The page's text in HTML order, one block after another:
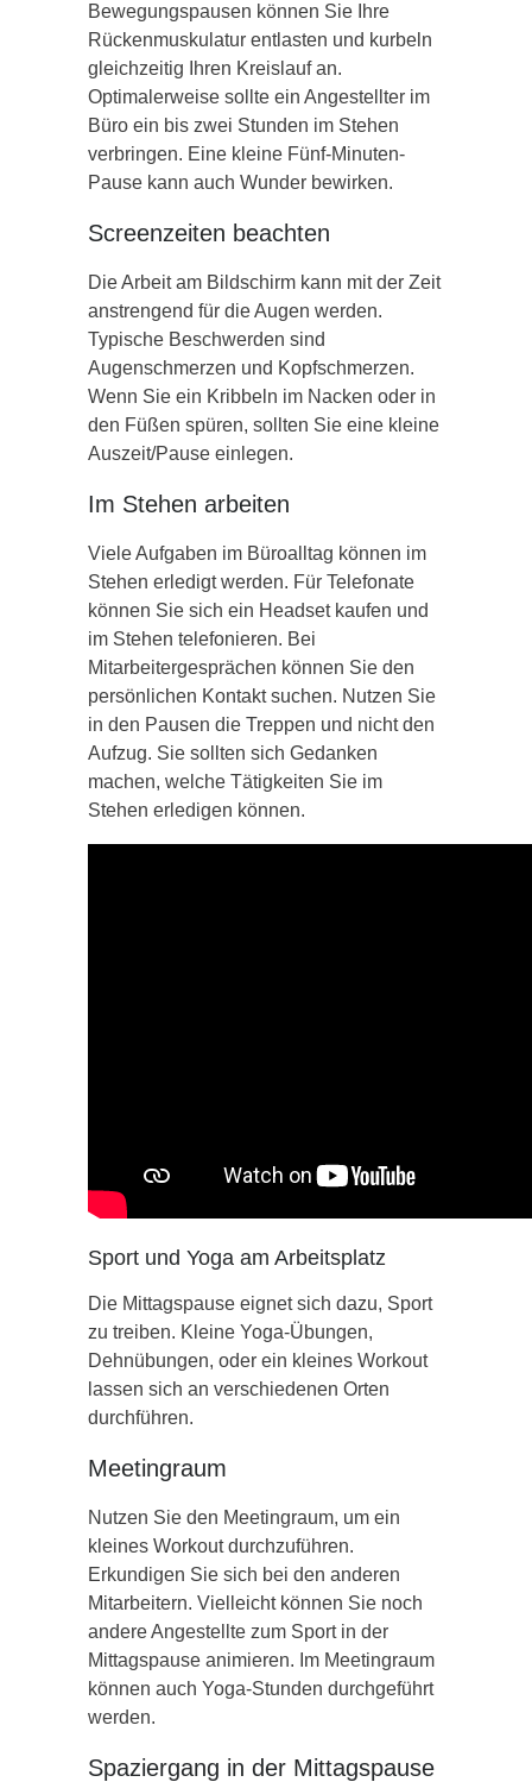
Bewegungspausen können Sie Ihre
Rückenmuskulatur entlasten und kurbeln
gleichzeitig Ihren Kreislauf an.
Optimalerweise sollte ein Angestellter im
Büro ein bis zwei Stunden im Stehen
verbringen. Eine kleine Fünf-Minuten-
Pause kann auch Wunder bewirken.
Screenzeiten beachten
Die Arbeit am Bildschirm kann mit der Zeit
anstrengend für die Augen werden.
Typische Beschwerden sind
Augenschmerzen und Kopfschmerzen.
Wenn Sie ein Kribbeln im Nacken oder in
den Füßen spüren, sollten Sie eine kleine
Auszeit/Pause einlegen.
Im Stehen arbeiten
Viele Aufgaben im Büroalltag können im
Stehen erledigt werden. Für Telefonate
können Sie sich ein Headset kaufen und
im Stehen telefonieren. Bei
Mitarbeitergesprächen können Sie den
persönlichen Kontakt suchen. Nutzen Sie
in den Pausen die Treppen und nicht den
Aufzug. Sie sollten sich Gedanken
machen, welche Tätigkeiten Sie im
Stehen erledigen können.
Sport und Yoga am Arbeitsplatz
Die Mittagspause eignet sich dazu, Sport
zu treiben. Kleine Yoga-Übungen,
Dehnübungen, oder ein kleines Workout
lassen sich an verschiedenen Orten
durchführen.
Meetingraum
Nutzen Sie den Meetingraum, um ein
kleines Workout durchzuführen.
Erkundigen Sie sich bei den anderen
Mitarbeitern. Vielleicht können Sie noch
andere Angestellte zum Sport in der
Mittagspause animieren. Im Meetingraum
können auch Yoga-Stunden durchgeführt
werden.
Spaziergang in der Mittagspause